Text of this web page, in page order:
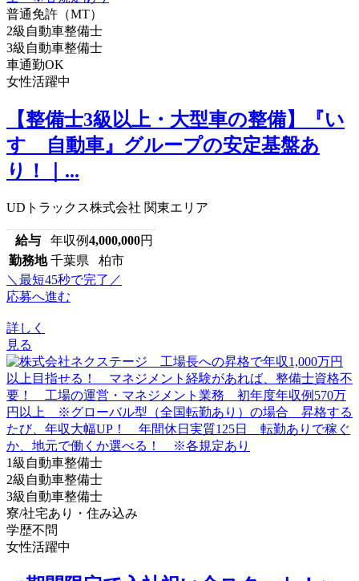
普通免許（MT）
2級自動車整備士
3級自動車整備士
車通勤OK
女性活躍中
【整備士3級以上・大型車の整備】『い
すゞ自動車』グループの安定基盤あ
り！｜...
UDトラックス株式会社 関東エリア
給与 年収例4,000,000円
勤務地 千葉県 柏市
＼最短45秒で完了／
応募へ進む
詳しく
見る
1級自動車整備士
2級自動車整備士
3級自動車整備士
寮/社宅あり・住み込み
学歴不問
女性活躍中